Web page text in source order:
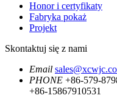
Honor i certyfikaty
Fabryka pokaż
Projekt
Skontaktuj się z nami
Email
PHONE +86-579-
+86-15867910531